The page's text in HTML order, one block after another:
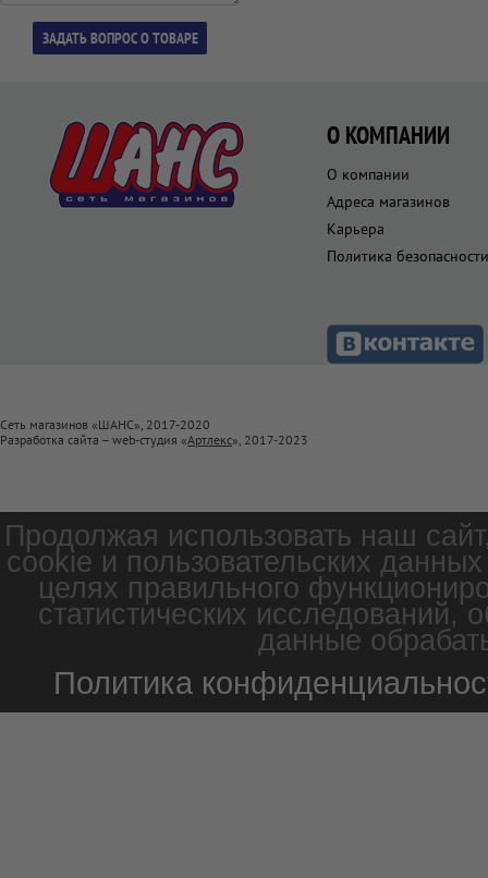
О КОМПАНИИ
О компании
Адреса магазинов
Карьера
Политика безопасности
Сеть магазинов «ШАНС», 2017-2020
Разработка сайта – web-студия «Артлекс», 2017-2023
Продолжая использовать наш
cookie и пользовательских
целях правильного
статистических
данные
Политика